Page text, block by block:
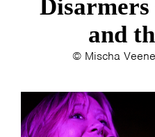
and
© Mischa